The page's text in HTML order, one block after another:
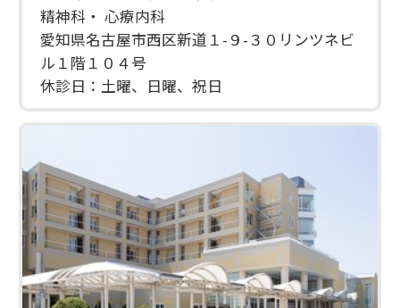
精神科・ 心療内科
愛知県名古屋市西区新道１-９-３０リンツネビ
ル１階１０４号
休診日：土曜、日曜、祝日